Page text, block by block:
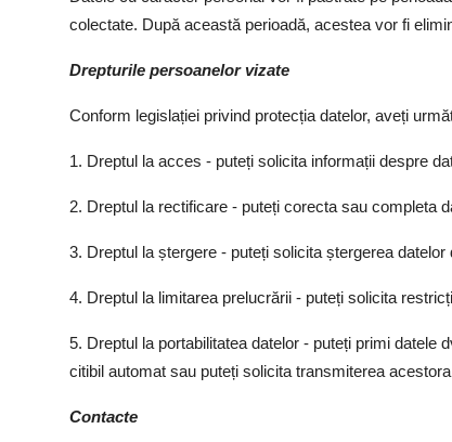
colectate. După această perioadă, acestea vor fi
Drepturile persoanelor vizate
Conform legislației privind protecția datelor, aveți
1. Dreptul la acces - puteți solicita informații despre
2. Dreptul la rectificare - puteți corecta sau completa
3. Dreptul la ștergere - puteți solicita ștergerea
4. Dreptul la limitarea prelucrării - puteți solicita
5. Dreptul la portabilitatea datelor - puteți primi
citibil automat sau puteți solicita transmiterea
Contacte